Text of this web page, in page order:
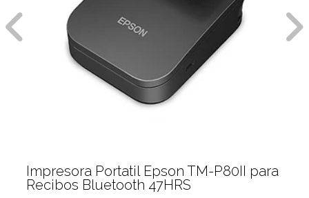
Impresora Portatil Epson TM-P80II para
Recibos Bluetooth 47HRS